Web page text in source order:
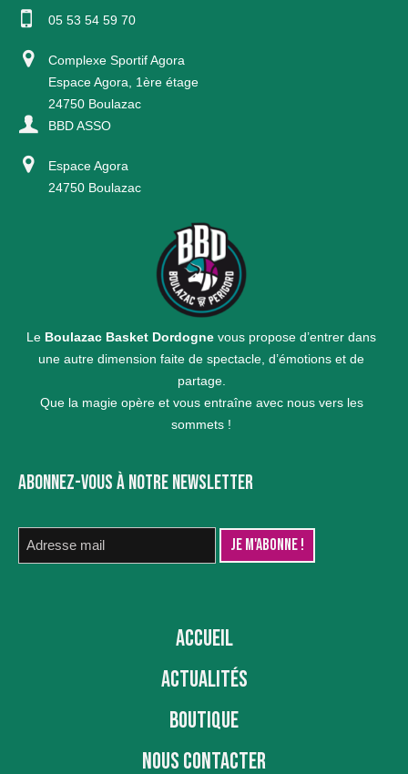
05 53 54 59 70
Complexe Sportif Agora
Espace Agora, 1ère étage
24750 Boulazac
BBD ASSO
Espace Agora
24750 Boulazac
Le Boulazac Basket Dordogne vous propose d’entrer dans
une autre dimension faite de spectacle, d’émotions et de
partage.
Que la magie opère et vous entraîne avec nous vers les
sommets !
ABONNEZ-VOUS À NOTRE NEWSLETTER
ACCUEIL
ACTUALITÉS
BOUTIQUE
NOUS CONTACTER